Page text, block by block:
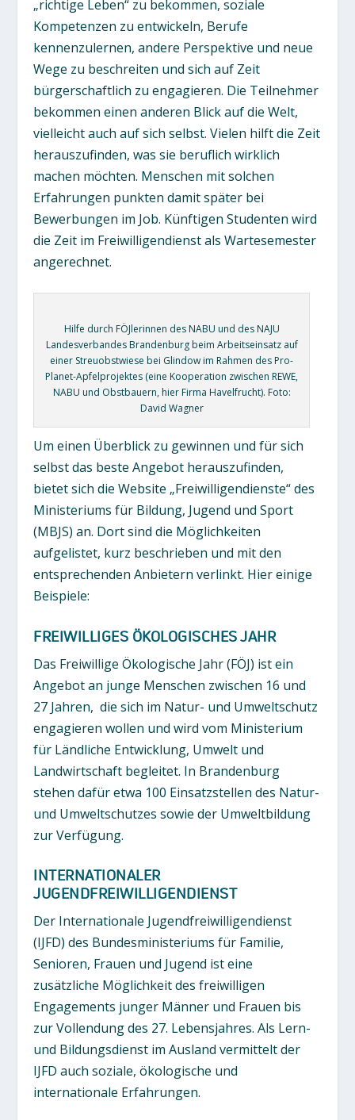
„richtige Leben“ zu bekommen, soziale
Kompetenzen zu entwickeln, Berufe
kennenzulernen, andere Perspektive und neue
Wege zu beschreiten und sich auf Zeit
bürgerschaftlich zu engagieren. Die Teilnehmer
bekommen einen anderen Blick auf die Welt,
vielleicht auch auf sich selbst. Vielen hilft die Zeit
herauszufinden, was sie beruflich wirklich
machen möchten. Menschen mit solchen
Erfahrungen punkten damit später bei
Bewerbungen im Job. Künftigen Studenten wird
die Zeit im Freiwilligendienst als Wartesemester
angerechnet.
Hilfe durch FÖJlerinnen des NABU und des NAJU
Landesverbandes Brandenburg beim Arbeitseinsatz auf
einer Streuobstwiese bei Glindow im Rahmen des Pro-
Planet-Apfelprojektes (eine Kooperation zwischen REWE,
NABU und Obstbauern, hier Firma Havelfrucht). Foto:
David Wagner
Um einen Überblick zu gewinnen und für sich
selbst das beste Angebot herauszufinden,
bietet sich die Website „Freiwilligendienste“ des
Ministeriums für Bildung, Jugend und Sport
(MBJS) an. Dort sind die Möglichkeiten
aufgelistet, kurz beschrieben und mit den
entsprechenden Anbietern verlinkt. Hier einige
Beispiele:
FREIWILLIGES ÖKOLOGISCHES JAHR
Das Freiwillige Ökologische Jahr (FÖJ) ist ein
Angebot an junge Menschen zwischen 16 und
27 Jahren, die sich im Natur- und Umweltschutz
engagieren wollen und wird vom Ministerium
für Ländliche Entwicklung, Umwelt und
Landwirtschaft begleitet. In Brandenburg
stehen dafür etwa 100 Einsatzstellen des Natur-
und Umweltschutzes sowie der Umweltbildung
zur Verfügung.
INTERNATIONALER
JUGENDFREIWILLIGENDIENST
Der Internationale Jugendfreiwilligendienst
(IJFD) des Bundesministeriums für Familie,
Senioren, Frauen und Jugend ist eine
zusätzliche Möglichkeit des freiwilligen
Engagements junger Männer und Frauen bis
zur Vollendung des 27. Lebensjahres. Als Lern-
und Bildungsdienst im Ausland vermittelt der
IJFD auch soziale, ökologische und
internationale Erfahrungen.